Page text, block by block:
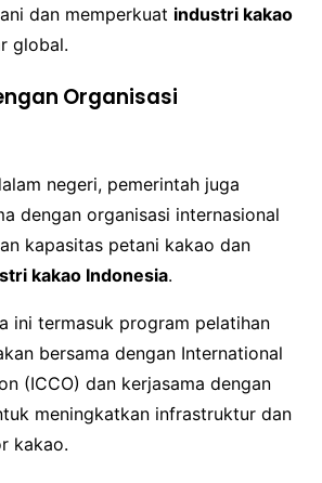
dan memperkuat industri kakao
global.
Organisasi
negeri, pemerintah juga
dengan organisasi internasional
kapasitas petani kakao dan
kakao Indonesia.
ini termasuk program pelatihan
bersama dengan International
(ICCO) dan kerjasama dengan
meningkatkan infrastruktur dan
kakao.